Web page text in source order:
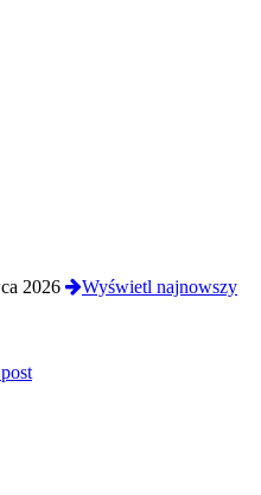
2026
Wyświetl najnowszy